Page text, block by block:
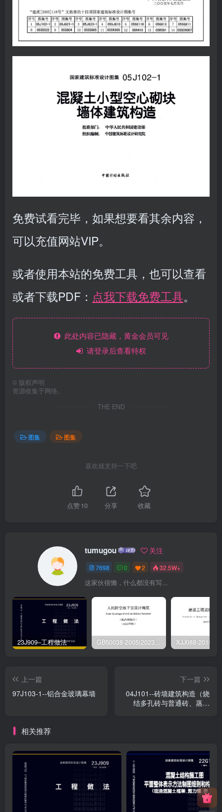
免费试看完毕，如果想要看其余内容，
可以充值网站VIP。
或者使用本站的免费工具，也可以查看
或者下载PDF： 点我下载免费工具。
此处内容已隐藏，黄金会员可见
请登录后查看特权
© 版权声明
资源收集于网络。
THE END
图集 图集
喜欢就支持一下吧
点赞10 分享 收藏
tumugou 关注
7698 0 2 32.5W+
这家伙很懒，什么都没有写...
23J909–工程做法 GB50038-2005(2023版)–人民防空地下室设计规范
上一篇
97J103-1--铝合金玻璃幕墙
下一篇
04J101--砖墙建筑构造（烧
结多孔砖与普通砖、蒸压
相关推荐